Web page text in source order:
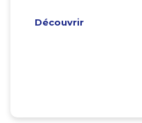
Découvrir